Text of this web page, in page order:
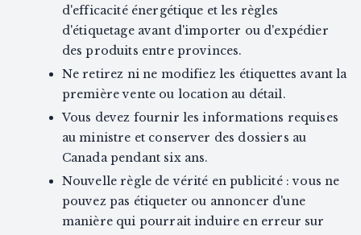
d'efficacité énergétique et les règles
d'étiquetage avant d'importer ou d'expédier
des produits entre provinces.
Ne retirez ni ne modifiez les étiquettes avant la
première vente ou location au détail.
Vous devez fournir les informations requises
au ministre et conserver des dossiers au
Canada pendant six ans.
Nouvelle règle de vérité en publicité : vous ne
pouvez pas étiqueter ou annoncer d'une
manière qui pourrait induire en erreur sur